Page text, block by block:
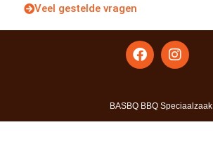
Veel gestelde vragen
BASBQ BBQ Speciaalzaak